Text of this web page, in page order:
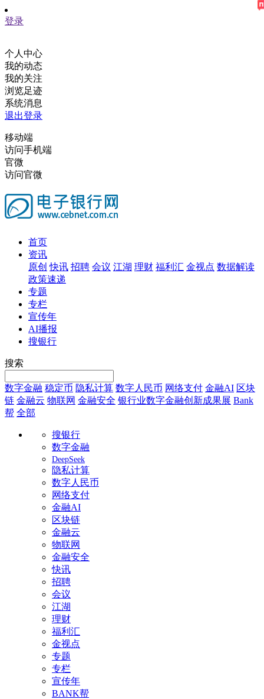
登录
个人中心
我的动态
我的关注
浏览足迹
系统消息
退出登录
移动端
访问手机端
官微
访问官微
首页
资讯
原创 快讯 招聘 会议 江湖 理财 福利汇 金视点 数据解读
政策速递
专题
专栏
宣传年
AI播报
搜银行
搜索
数字金融 稳定币 隐私计算 数字人民币 网络支付 金融AI 区块
链 金融云 物联网 金融安全 银行业数字金融创新成果展 Bank
帮 全部
搜银行
数字金融
DeepSeek
隐私计算
数字人民币
网络支付
金融AI
区块链
金融云
物联网
金融安全
快讯
招聘
会议
江湖
理财
福利汇
金视点
专题
专栏
宣传年
BANK帮